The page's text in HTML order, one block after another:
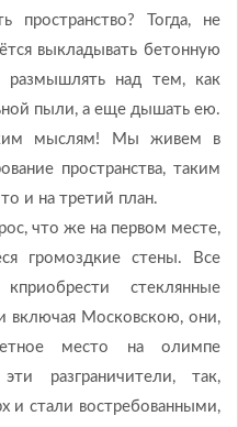
пространство? Тогда, не
выкладывать бетонную
размышлять над тем, как
пыли, а еще дышать ею.
мыслям! Мы живем в
пространства, таким
и на третий план.
что же на первом месте,
громоздкие стены. Все
стеклянные
включая Московскою, они,
место на олимпе
разграничители, так,
и стали востребованными,